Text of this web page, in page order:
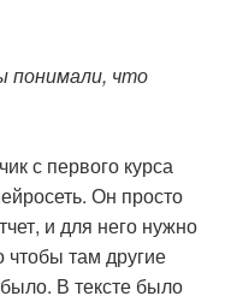
понимали, что
с первого курса
Он просто
и для него нужно
там другие
В тексте было